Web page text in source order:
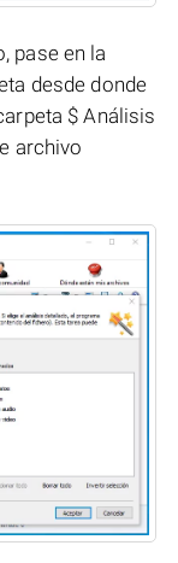
pase en la
desde donde
$ Análisis
archivo